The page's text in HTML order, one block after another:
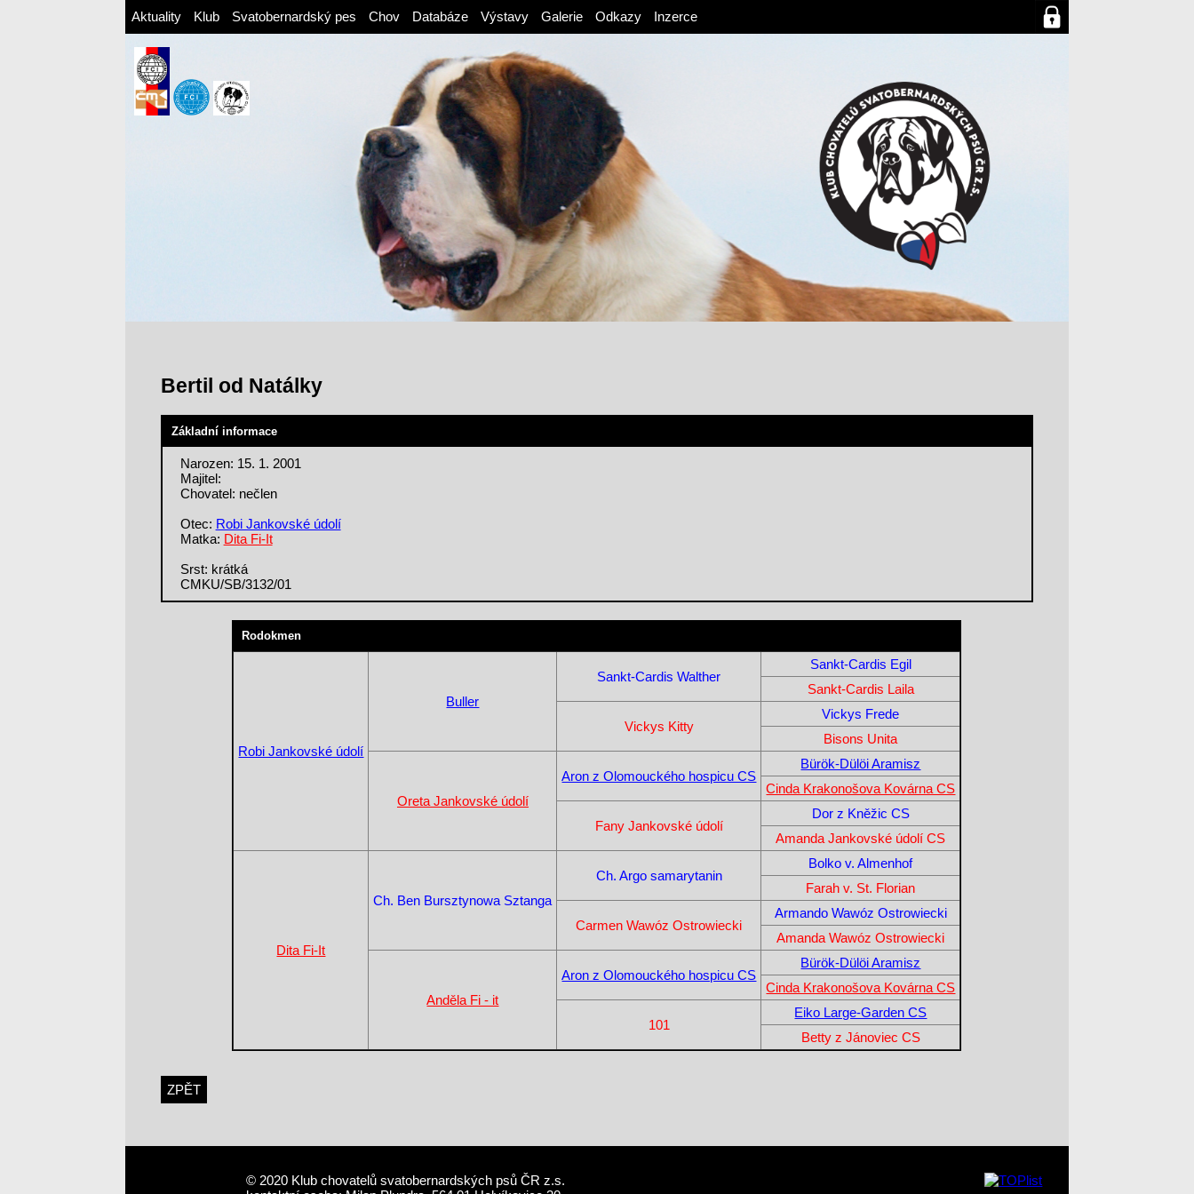
Aktuality Klub Svatobernardský pes Chov Databáze Výstavy Galerie Odkazy Inzerce
Bertil od Natálky
Základní informace
Narozen: 15. 1. 2001
Majitel:
Chovatel: nečlen
Otec: Robi Jankovské údolí
Matka: Dita Fi-It
Srst: krátká
CMKU/SB/3132/01
Rodokmen
Robi Jankovské údolí
Buller
Sankt-Cardis Walther
Sankt-Cardis Egil
Sankt-Cardis Laila
Vickys Kitty
Vickys Frede
Bisons Unita
Oreta Jankovské údolí
Aron z Olomouckého hospicu CS
Bürök-Dülöi Aramisz
Cinda Krakonošova Kovárna CS
Fany Jankovské údolí
Dor z Kněžic CS
Amanda Jankovské údolí CS
Dita Fi-It
Ch. Ben Bursztynowa Sztanga
Ch. Argo samarytanin
Bolko v. Almenhof
Farah v. St. Florian
Carmen Wawóz Ostrowiecki
Armando Wawóz Ostrowiecki
Amanda Wawóz Ostrowiecki
Anděla Fi - it
Aron z Olomouckého hospicu CS
Bürök-Dülöi Aramisz
Cinda Krakonošova Kovárna CS
101
Eiko Large-Garden CS
Betty z Jánoviec CS
ZPĚT
© 2020 Klub chovatelů svatobernardských psů ČR z.s.